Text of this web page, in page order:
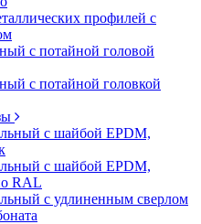
профилей с
с потайной головой
с потайной головкой
с шайбой EPDM,
с шайбой EPDM,
RAL
с удлиненным сверлом